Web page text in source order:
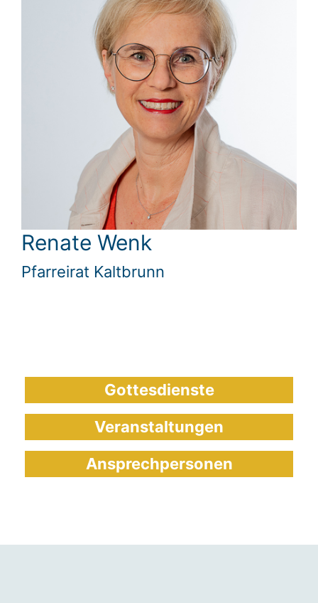
Renate Wenk
Pfarreirat Kaltbrunn
Gottesdienste
Veranstaltungen
Ansprechpersonen